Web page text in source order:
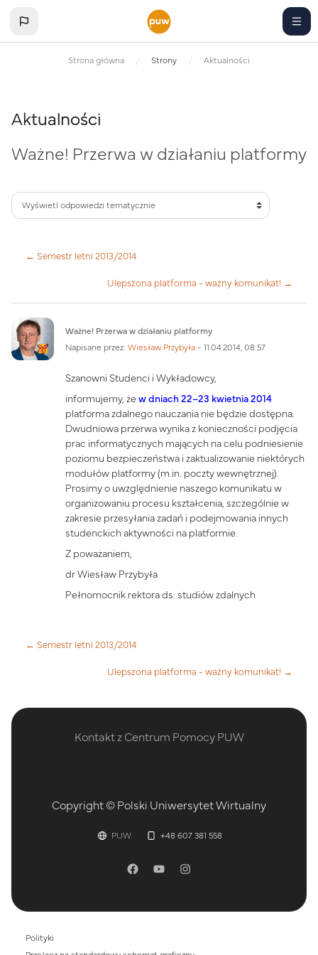
Strona główna Strony Aktualności
Aktualności
Ważne! Przerwa w działaniu platformy
← Semestr letni 2013/2014
Ulepszona platforma - ważny komunikat! →
Ważne! Przerwa w działaniu platformy
Napisane przez: Wiesław Przybyła - 11.04.2014, 08:57
Liczba odpowiedzi: 0
Szanowni Studenci i Wykładowcy,
informujemy, że w dniach 22–23 kwietnia 2014
platforma zdalnego nauczania nie będzie dostępna.
Dwudniowa przerwa wynika z konieczności podjęcia
prac informatycznych mających na celu podniesienie
poziomu bezpieczeństwa i zaktualizowanie niektórych
modułów platformy (m.in. poczty wewnętrznej).
Prosimy o uwzględnienie naszego komunikatu w
organizowaniu procesu kształcenia, szczególnie w
zakresie przesyłania zadań i podejmowania innych
studenckich aktywności na platformie.
Z poważaniem,
dr Wiesław Przybyła
Pełnomocnik rektora ds. studiów zdalnych
← Semestr letni 2013/2014
Ulepszona platforma - ważny komunikat! →
Kontakt z Centrum Pomocy PUW
Copyright © Polski Uniwersytet Wirtualny
PUW +48 607 381 558
Polityki